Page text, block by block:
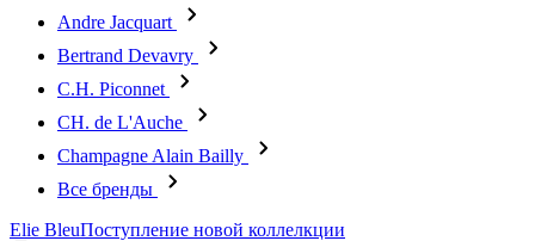
Andre Jacquart
Bertrand Devavry
C.H. Piconnet
CH. de L'Auche
Champagne Alain Bailly
Все бренды
Elie BleuПоступление новой коллелкции